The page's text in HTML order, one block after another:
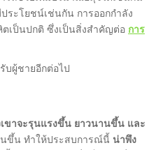
ระโยชน์เช่นกัน การออกกำลัง
ตเป็นปกติ ซึ่งเป็นสิ่งสำคัญต่อ การ
บผู้ชายอีกต่อไป
ขาจะรุนแรงขึ้น ยาวนานขึ้น และ
นขึ้น ทำให้ประสบการณ์นี้ น่าพึง